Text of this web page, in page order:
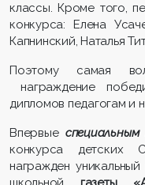
классы. Кроме того,
конкурса: Елена
Капнинский, Наталья
Поэтому самая
награждение
дипломов педагогам и
Впервые
конкурса
награжден